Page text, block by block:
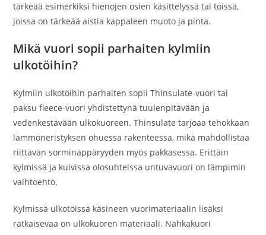
tärkeää esimerkiksi hienojen osien käsittelyssä tai töissä,
joissa on tärkeää aistia kappaleen muoto ja pinta.
Mikä vuori sopii parhaiten kylmiin
ulkotöihin?
Kylmiin ulkotöihin parhaiten sopii Thinsulate-vuori tai
paksu fleece-vuori yhdistettynä tuulenpitävään ja
vedenkestävään ulkokuoreen. Thinsulate tarjoaa tehokkaan
lämmöneristyksen ohuessa rakenteessa, mikä mahdollistaa
riittävän sorminäppäryyden myös pakkasessa. Erittäin
kylmissä ja kuivissa olosuhteissa untuvavuori on lämpimin
vaihtoehto.
Kylmissä ulkotöissä käsineen vuorimateriaalin lisäksi
ratkaisevaa on ulkokuoren materiaali. Nahkakuori